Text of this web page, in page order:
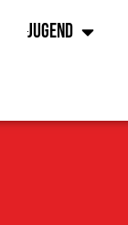
Jugend